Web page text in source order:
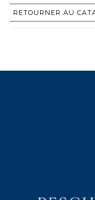
RETOURNER AU